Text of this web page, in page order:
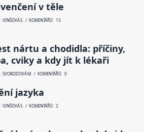
v těle
VINŠOVÁ S. / KOMENTÁŘŮ: 13
nártu a chodidla: příčiny,
cviky a kdy jít k lékaři
SVOBODOVÁ M. / KOMENTÁŘŮ: 0
jazyka
VINŠOVÁ S. / KOMENTÁŘŮ: 2